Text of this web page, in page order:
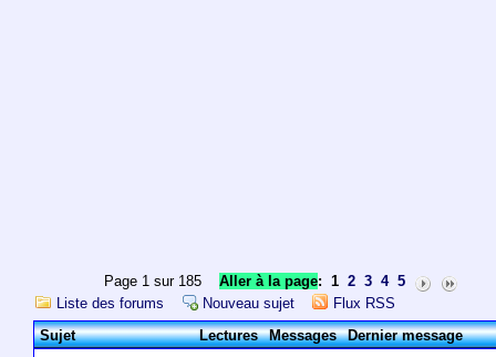
Page 1 sur 185Aller à la page: 1 2 3 4 5
Liste des forums
Nouveau sujet
Flux RSS
Sujet
Lectures Messages Dernier message